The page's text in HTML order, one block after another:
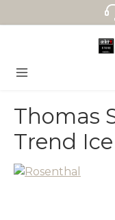
Zum Hauptinhalt
Thomas
Trend